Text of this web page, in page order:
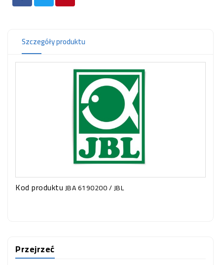
Szczegóły produktu
Kod produktuJBA 6190200 / JBL
Przejrzeć